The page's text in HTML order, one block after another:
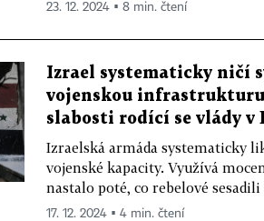
23. 12. 2024 ▪ 8 min. čtení
Izrael systematicky ničí
vojenskou
slabosti rodící se vlády v
Izraelská armáda systematicky
vojenské kapacity. Využívá
nastalo poté, co rebelové sesadili
17. 12. 2024 ▪ 4 min. čtení